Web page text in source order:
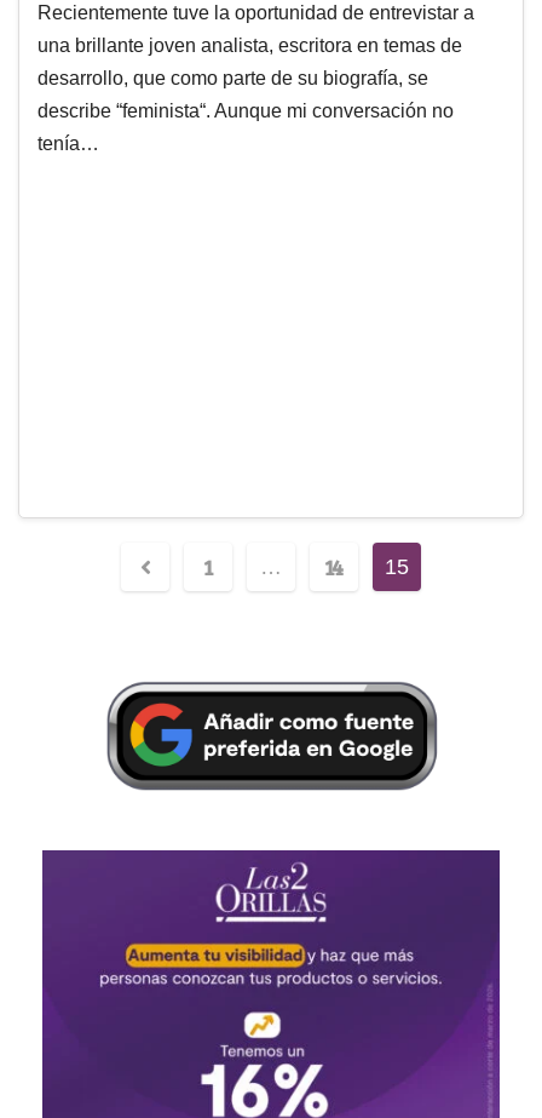
Recientemente tuve la oportunidad de entrevistar a
una brillante joven analista, escritora en temas de
desarrollo, que como parte de su biografía, se
describe “feminista“. Aunque mi conversación no
tenía…
1 … 14 15